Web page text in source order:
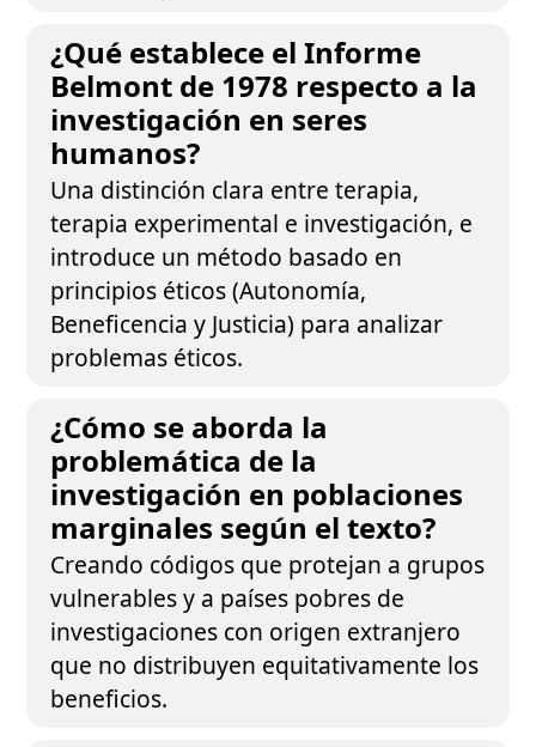
¿Qué establece el Informe
Belmont de 1978 respecto a la
investigación en seres
humanos?
Una distinción clara entre terapia,
terapia experimental e investigación, e
introduce un método basado en
principios éticos (Autonomía,
Beneficencia y Justicia) para analizar
problemas éticos.
¿Cómo se aborda la
problemática de la
investigación en poblaciones
marginales según el texto?
Creando códigos que protejan a grupos
vulnerables y a países pobres de
investigaciones con origen extranjero
que no distribuyen equitativamente los
beneficios.